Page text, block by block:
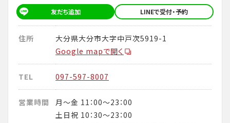
友だち追加 LINEで受付・予約
住所
大分県大分市大字中戸次5919-1
Google mapで開く
TEL 097-597-8007
営業時間
月～金 11：00～23：00
土日祝 10：30～23：00